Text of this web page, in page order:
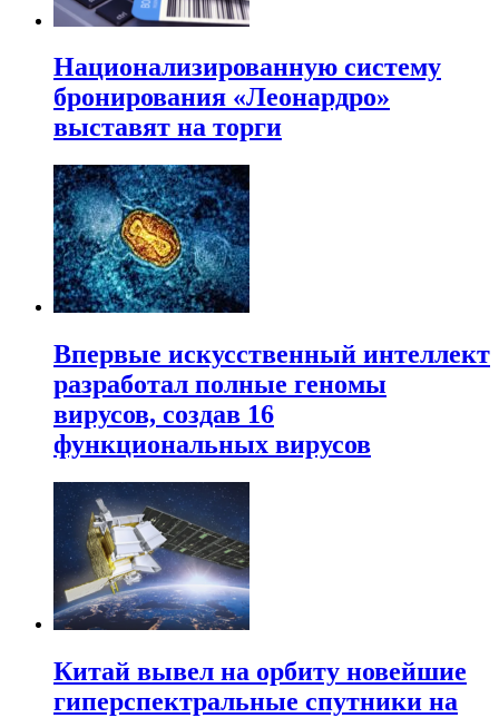
Национализированную систему
бронирования «Леонардро»
выставят на торги
Впервые искусственный интеллект
разработал полные геномы
вирусов, создав 16
функциональных вирусов
Китай вывел на орбиту новейшие
гиперспектральные спутники на